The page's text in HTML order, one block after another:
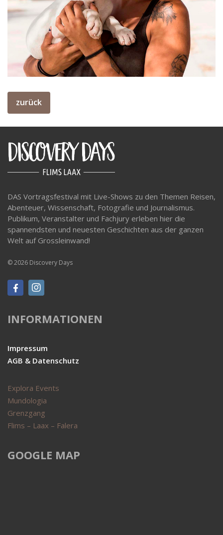
zurück
DAS Vortragsfestival mit Live-Shows zu den Themen Reisen,
Abenteuer, Wissenschaft, Fotografie und Journalismus.
Publikum, Veranstalter und Fachjury erleben hier die
spannendsten und neuesten Geschichten aus der ganzen
Welt auf Grossleinwand!
© 2026 Discovery Days
INFORMATIONEN
Impressum
AGB & Datenschutz
Explora Events
Mundologia
Grenzgang
Flims – Laax – Falera
GOOGLE MAP